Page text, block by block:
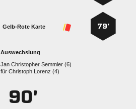
79’
Gelb-Rote Karte
Auswechslung
   
für  
90'